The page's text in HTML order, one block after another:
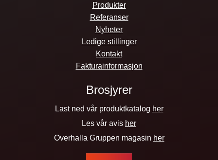
Produkter
Referanser
Nyheter
Ledige stillinger
Kontakt
Fakturainformasjon
Brosjyrer
Last ned vår produktkatalog her
Les vår avis her
Overhalla Gruppen magasin her